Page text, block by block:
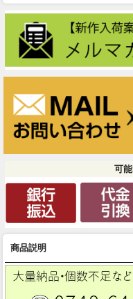
可
商品説明